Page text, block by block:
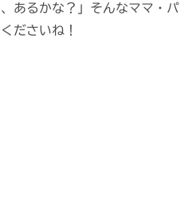
あるかな？」そんなママ・パ
ださいね！